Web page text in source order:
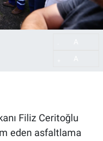
Filiz Ceritoğlu
eden asfaltlama